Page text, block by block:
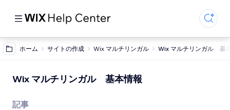
ホーム サイトの作成 Wix マルチリンガル Wix マルチリンガル 基
Wix マルチリンガル 基本情報
記事